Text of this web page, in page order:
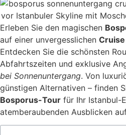
Erleben Sie den magischen
auf einer unvergesslichen Cruise
Entdecken Sie die schönsten
Abfahrtszeiten und exklusive
bei Sonnenuntergang. Von
günstigen Alternativen – finden
Bosporus-Tour für Ihr Istanbul-
atemberaubenden Ausblicken